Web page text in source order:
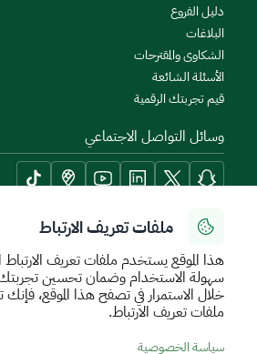
ملفات تعريف الارتباط
هذا الموقع يستخدم ملفات تعريف
سهولة الاستخدام وضمان تحسين تجربتك
خلال الاستمرار في تصفح هذا الموقع،
ملفات تعريف الارتباط.
سياسة الخصوصية
دليل الفروع
البلاغات
الشكاوى والمقترحات
الأسئلة الشائعة
قيم تجربتك الرقمية
وسائل التواصل الاجتماعي
أدوات الإتاحة وامكانية الوصول
سياسة الإستخدام الآمن